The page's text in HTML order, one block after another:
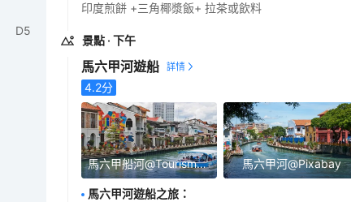
D5
印度煎餅 +三角椰漿飯+ 拉茶或飲料
景點 · 下午
馬六甲河遊船
4.2分
馬六甲船河@TourismMelaka 馬六甲河@Pixabay
馬六甲河遊船之旅 ：